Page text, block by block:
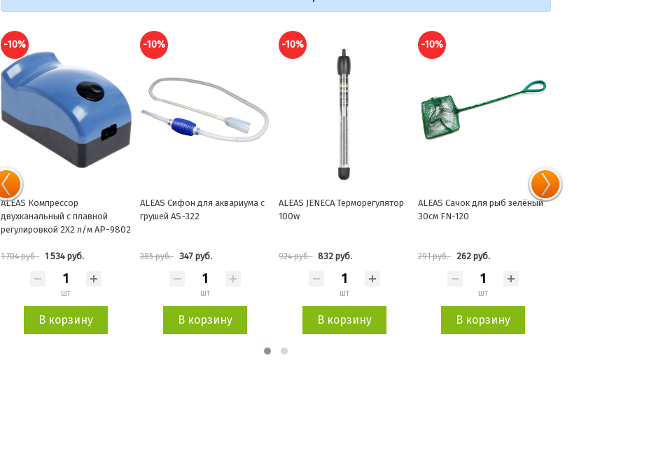
-10%
ALEAS Компрессор
двухканальный с плавной
регулировкой 2X2 л/м AP-9802
1 704 руб. 1 534 руб.
шт
В корзину
-10%
ALEAS Сифон для аквариума с
грушей AS-322
385 руб. 347 руб.
шт
В корзину
-10%
ALEAS JENECA Терморегулятор
100w
924 руб. 832 руб.
шт
В корзину
-10%
ALEAS Сачок для рыб зелёный
30см FN-120
291 руб. 262 руб.
шт
В корзину